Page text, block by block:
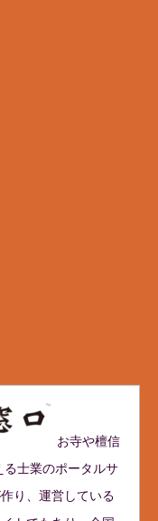
お寺や檀信
士業のポータルサ
り、運営している